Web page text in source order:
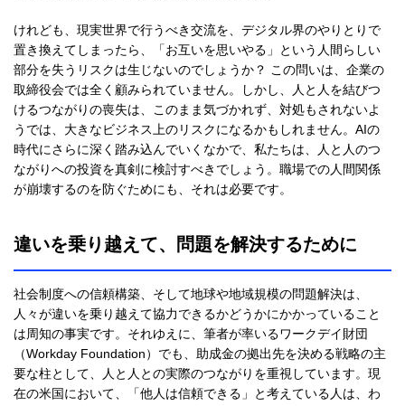
けれども、現実世界で行うべき交流を、デジタル界のやりとりで
置き換えてしまったら、「お互いを思いやる」という人間らしい
部分を失うリスクは生じないのでしょうか？ この問いは、企業の
取締役会では全く顧みられていません。しかし、人と人を結びつ
けるつながりの喪失は、このまま気づかれず、対処もされないよ
うでは、大きなビジネス上のリスクになるかもしれません。AIの
時代にさらに深く踏み込んでいくなかで、私たちは、人と人のつ
ながりへの投資を真剣に検討すべきでしょう。職場での人間関係
が崩壊するのを防ぐためにも、それは必要です。
違いを乗り越えて、問題を解決するために
社会制度への信頼構築、そして地球や地域規模の問題解決は、
人々が違いを乗り越えて協力できるかどうかにかかっていること
は周知の事実です。それゆえに、筆者が率いるワークデイ財団
（Workday Foundation）でも、助成金の拠出先を決める戦略の主
要な柱として、人と人との実際のつながりを重視しています。現
在の米国において、「他人は信頼できる」と考えている人は、わ